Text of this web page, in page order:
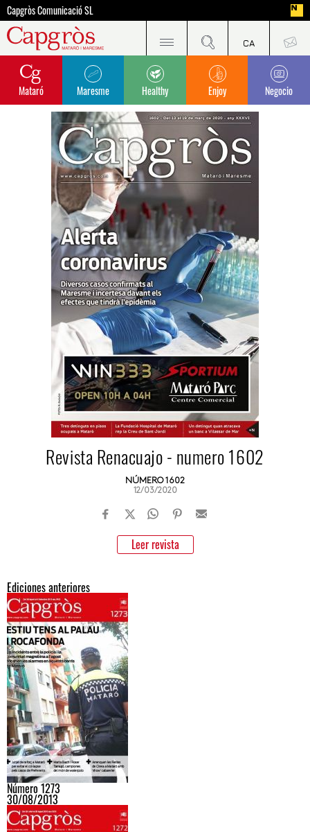
Capgròs Comunicació SL
Mataró Maresme Healthy Enjoy Negocio
Revista Renacuajo - numero 1602
NÚMERO 1602
12/03/2020
Leer revista
Ediciones anteriores
Número 1273
30/08/2013